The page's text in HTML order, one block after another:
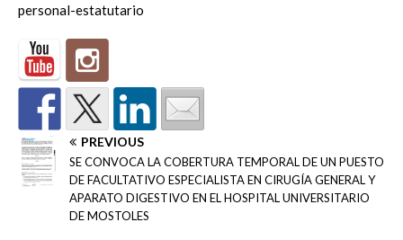
personal-estatutario
PREVIOUS
SE CONVOCA LA COBERTURA TEMPORAL DE UN PUESTO
DE FACULTATIVO ESPECIALISTA EN CIRUGÍA GENERAL Y
APARATO DIGESTIVO EN EL HOSPITAL UNIVERSITARIO
DE MOSTOLES